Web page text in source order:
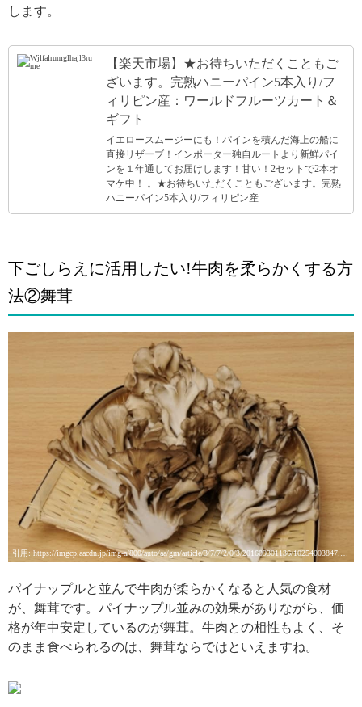
します。
【楽天市場】★お待ちいただくこともご
ざいます。完熟ハニーパイン5本入り/フ
ィリピン産：ワールドフルーツカート＆
ギフト
イエロースムージーにも！パインを積んだ海上の船に
直接リザーブ！インポーター独自ルートより新鮮パイ
ンを１年通してお届けします！甘い！2セットで2本オ
マケ中！ 。★お待ちいただくこともございます。完熟
ハニーパイン5本入り/フィリピン産
下ごしらえに活用したい!牛肉を柔らかくする方
法②舞茸
パイナップルと並んで牛肉が柔らかくなると人気の食材
が、舞茸です。パイナップル並みの効果がありながら、価
格が年中安定しているのが舞茸。牛肉との相性もよく、そ
のまま食べられるのは、舞茸ならではといえますね。